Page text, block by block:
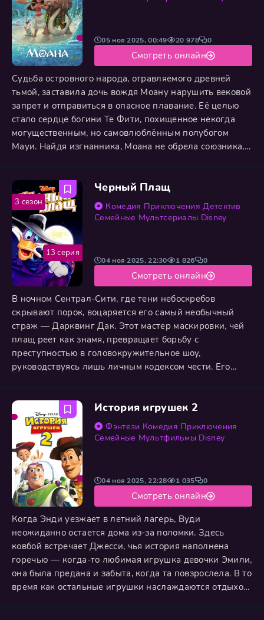
Судьба островного народа, отравляемого древней
тьмой, заставила дочь вождя Моану нарушить вековой
запрет и отправиться в опасное плавание. Её целью
стало сердце богини Те Фити, похищенное некогда
могущественным, но самовлюблённым полубогом
Мауи. Найдя изгнанника, Моана не обрела союзника, а
через бушующие океаны, где они бросили вызов
свирепым пира-ка и коварной богине сокровищ Така.
Преодолевая
05 ноя 2025, 00:49 20 978 0
Смотреть онлайн
Черный Плащ
Комедия Приключения Детектив
Семейные Мультсериалы Disney
В ночном Сентрал-Сити, где тени небоскребов
скрывают порок, воцаряется его самый необычный
страж — Дарквинг Дак. Этот мастер маскировки, чей
плащ реет как знамя, превращает борьбу с
преступностью в головокружительное шоу,
руководствуясь лишь личным кодексом чести. Его
ненавистью к герою. Однако Дарквинг не один в
своей битве: гениальный изобретатель Гизмодак
снабжает его гаджетами, а отважная спутница Стрела
04 ноя 2025, 22:30 1 826 0
Смотреть онлайн
13 серия
3 сезон
История игрушек 2
Фэнтези Комедия Приключения
Семейные Мультфильмы Disney
Когда Энди уезжает в летний лагерь, Вуди
неожиданно остается дома из-за поломки. Здесь
ковбой встречает Джесси, чья история наполнена
горечью — когда-то любимая игрушка девочки Эмили,
она была предана и забыта, когда та повзрослела. В то
время как остальные игрушки наслаждаются отдыхом,
04 ноя 2025, 22:28 1 035 0
Смотреть онлайн